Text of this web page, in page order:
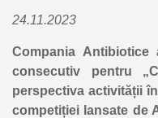
24.11.2023
Compania
consecutiv pentru
perspectiva activității
competiției lansate de